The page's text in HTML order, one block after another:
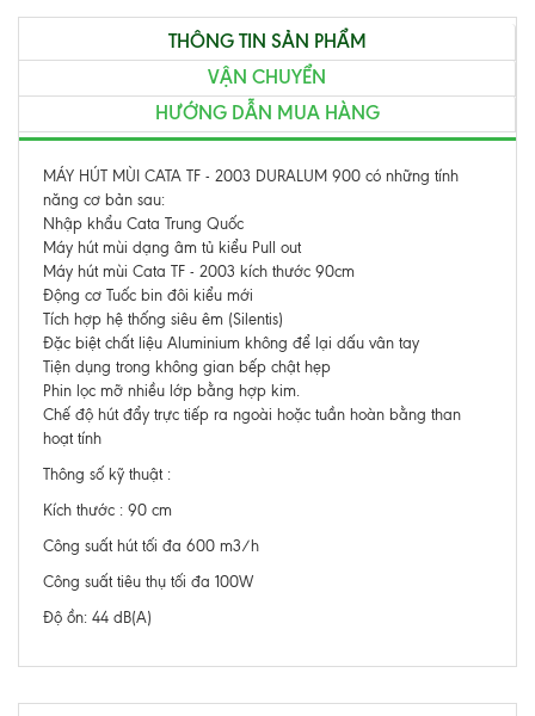
THÔNG TIN SẢN PHẨM
VẬN CHUYỂN
HƯỚNG DẪN MUA HÀNG
MÁY HÚT MÙI CATA TF - 2003 DURALUM 900 có những tính
năng cơ bản sau:
Nhập khẩu Cata Trung Quốc
Máy hút mùi dạng âm tủ kiểu Pull out
Máy hút mùi Cata TF - 2003 kích thước 90cm
Động cơ Tuốc bin đôi kiểu mới
Tích hợp hệ thống siêu êm (Silentis)
Đặc biệt chất liệu Aluminium không để lại dấu vân tay
Tiện dụng trong không gian bếp chật hẹp
Phin lọc mỡ nhiều lớp bằng hợp kim.
Chế độ hút đẩy trực tiếp ra ngoài hoặc tuần hoàn bằng than
hoạt tính
Thông số kỹ thuật :
Kích thước : 90 cm
Công suất hút tối đa 600 m3/h
Công suất tiêu thụ tối đa 100W
Độ ồn: 44 dB(A)